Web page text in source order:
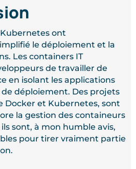
ont
le déploiement et la
Les containers IT
de travailler de
en isolant les applications
déploiement. Des projets
Docker et Kubernetes, sont
la gestion des containeurs
sont, à mon humble avis,
pour tirer vraiment partie